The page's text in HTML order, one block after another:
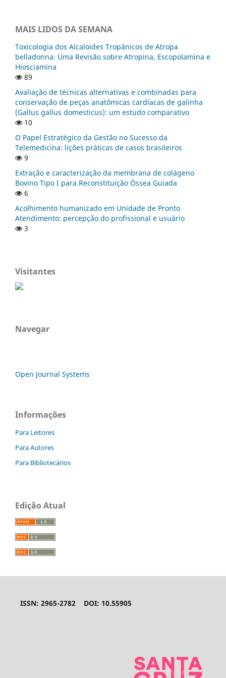
MAIS LIDOS DA SEMANA
Toxicologia dos Alcaloides Tropânicos de Atropa
belladonna: Uma Revisão sobre Atropina, Escopolamina e
Hiosciamina
89
Avaliação de técnicas alternativas e combinadas para
conservação de peças anatômicas cardíacas de galinha
(Gallus gallus domesticus): um estudo comparativo
10
O Papel Estratégico da Gestão no Sucesso da
Telemedicina: lições práticas de casos brasileiros
9
Extração e caracterização da membrana de colágeno
Bovino Tipo I para Reconstituição Óssea Guiada
6
Acolhimento humanizado em Unidade de Pronto
Atendimento: percepção do profissional e usuário
3
Visitantes
Navegar
Open Journal Systems
Informações
Para Leitores
Para Autores
Para Bibliotecários
Edição Atual
ISSN: 2965-2782 DOI: 10.55905